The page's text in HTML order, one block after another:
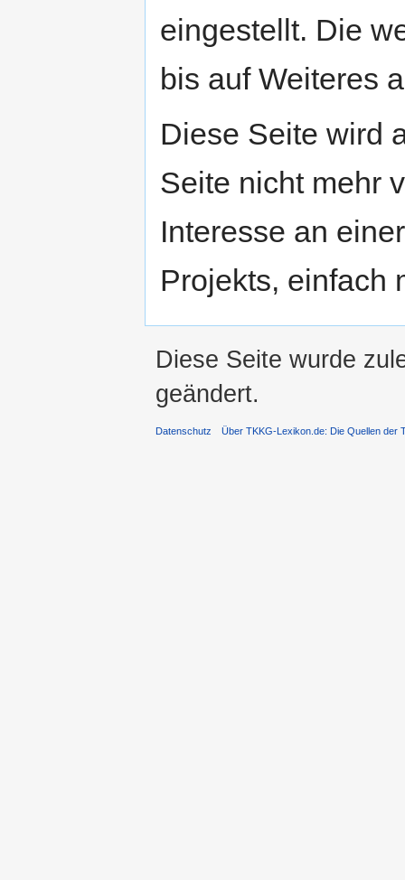
eingestellt. Die
bis auf Weiteres
Diese Seite wird
Seite nicht mehr
Interesse an
Projekts, einfach
Diese Seite wurde
geändert.
Datenschutz Über TKKG-Lexikon.de: Die Quellen der